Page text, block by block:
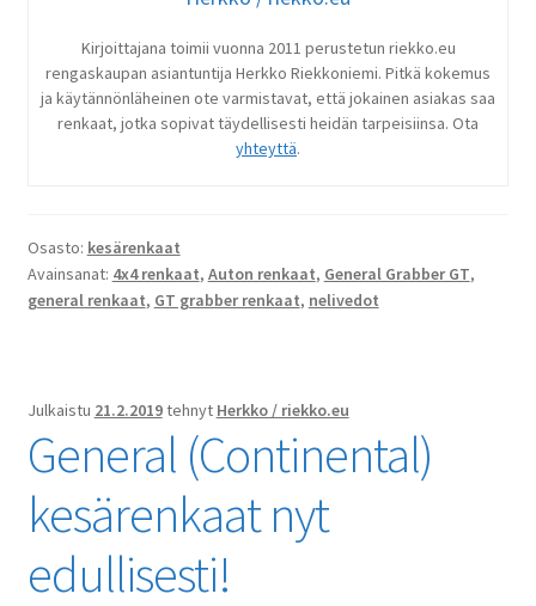
Kirjoittajana toimii vuonna 2011 perustetun riekko.eu
rengaskaupan asiantuntija Herkko Riekkoniemi. Pitkä kokemus
ja käytännönläheinen ote varmistavat, että jokainen asiakas saa
renkaat, jotka sopivat täydellisesti heidän tarpeisiinsa. Ota
yhteyttä.
Osasto: kesärenkaat
Avainsanat: 4x4 renkaat, Auton renkaat, General Grabber GT,
general renkaat, GT grabber renkaat, nelivedot
Julkaistu 21.2.2019tehnyt Herkko / riekko.eu
General (Continental)
kesärenkaat nyt
edullisesti!